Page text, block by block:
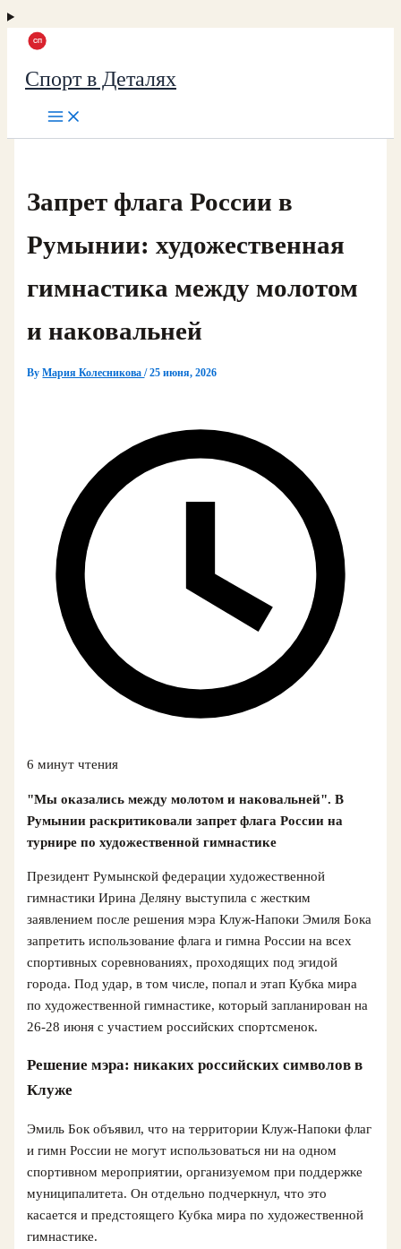
Спорт в Деталях
Запрет флага России в
Румынии: художественная
гимнастика между молотом
и наковальней
ByМария Колесникова/25 июня, 2026
6 минут чтения
"Мы оказались между молотом и наковальней". В
Румынии раскритиковали запрет флага России на
турнире по художественной гимнастике
Президент Румынской федерации художественной
гимнастики Ирина Деляну выступила с жестким
заявлением после решения мэра Клуж-Напоки Эмиля Бока
запретить использование флага и гимна России на всех
спортивных соревнованиях, проходящих под эгидой
города. Под удар, в том числе, попал и этап Кубка мира
по художественной гимнастике, который запланирован на
26-28 июня с участием российских спортсменок.
Решение мэра: никаких российских символов в
Клуже
Эмиль Бок объявил, что на территории Клуж-Напоки флаг
и гимн России не могут использоваться ни на одном
спортивном мероприятии, организуемом при поддержке
муниципалитета. Он отдельно подчеркнул, что это
касается и предстоящего Кубка мира по художественной
гимнастике.